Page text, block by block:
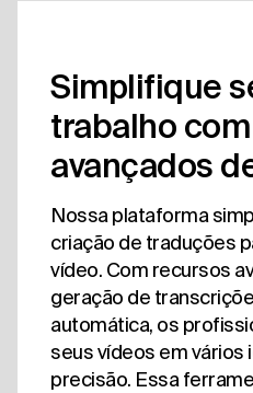
Simplifique
trabalho
avançados
Nossa plataforma
criação de traduções
vídeo. Com recursos
geração de
automática, os
seus vídeos em vários
precisão. Essa